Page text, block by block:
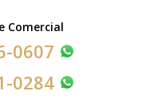
Comercial
0607
0284